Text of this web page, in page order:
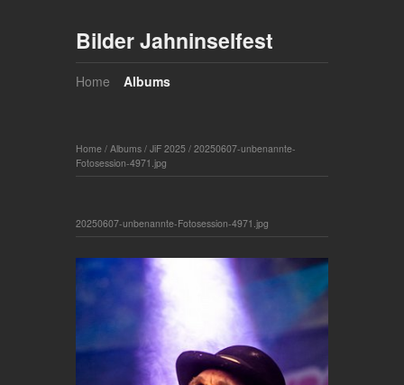
Bilder Jahninselfest
Home Albums
Home / Albums / JiF 2025 / 20250607-unbenannte-
Fotosession-4971.jpg
20250607-unbenannte-Fotosession-4971.jpg